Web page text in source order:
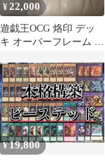
¥22,000
遊戯王OCG 烙印 デッ
キ オーバーフレーム プ
¥19,800